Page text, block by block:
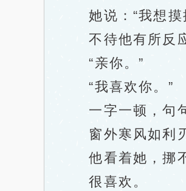
她说：“我想摸
不待他有所反应
“亲你。”
“我喜欢你。”
一字一顿，句句
窗外寒风如利刃
他看着她，挪不
很喜欢。